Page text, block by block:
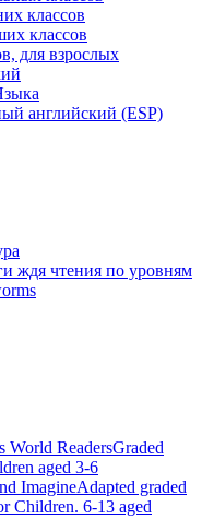
классов
классов
для взрослых
английский (ESP)
ждя чтения по уровням
World ReadersGraded
aged 3-6
ImagineAdapted graded
Children. 6-13 aged